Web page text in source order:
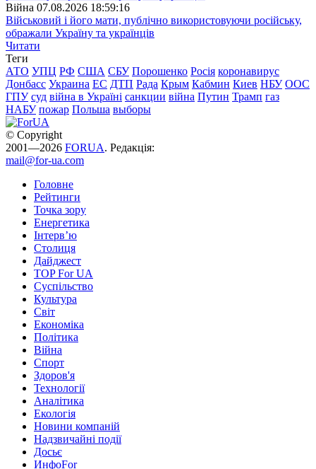
Війна 07.08.2026 18:59:16
Військовий і його мати, публічно використовуючи російську,
ображали Україну та українців
Читати
Теги
АТО УПЦ РФ США СБУ Порошенко Росія коронавирус
Донбасс Украина ЕС ДТП Рада Крым Кабмин Киев НБУ ООС
ГПУ суд війна в Україні санкции війна Путин Трамп газ
НАБУ пожар Польша выборы
© Copyright
2001—2026 FORUA. Редакція:
mail@for-ua.com
Головне
Рейтинги
Точка зору
Енергетика
Інтерв’ю
Столиця
Дайджест
TOP For UA
Суспiльство
Культура
Світ
Економіка
Політика
Війна
Спорт
Здоров'я
Технології
Аналітика
Екологія
Новини компаній
Надзвичайні події
Досьє
ИнфоFor